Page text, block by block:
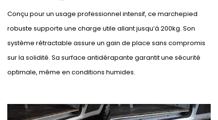
Conçu pour un usage professionnel intensif, ce marchepied
robuste supporte une charge utile allant jusqu’à 200kg. Son
système rétractable assure un gain de place sans compromis
sur la solidité. Sa surface antidérapante garantit une sécurité
optimale, même en conditions humides.